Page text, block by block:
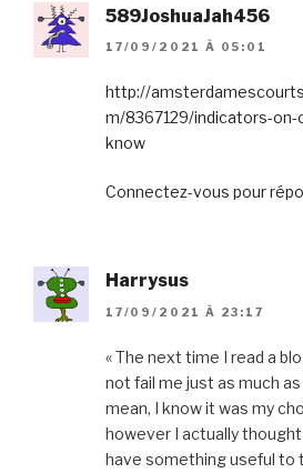
589JoshuaJah456
17/09/2021 À 05:01
http://
m/8367129/indicators-on-
know
Connectez-vous pour
Harrysus
17/09/2021 À 23:17
« The next time I read a
not fail me just as much
mean, I know it was my
however I actually
have something useful to